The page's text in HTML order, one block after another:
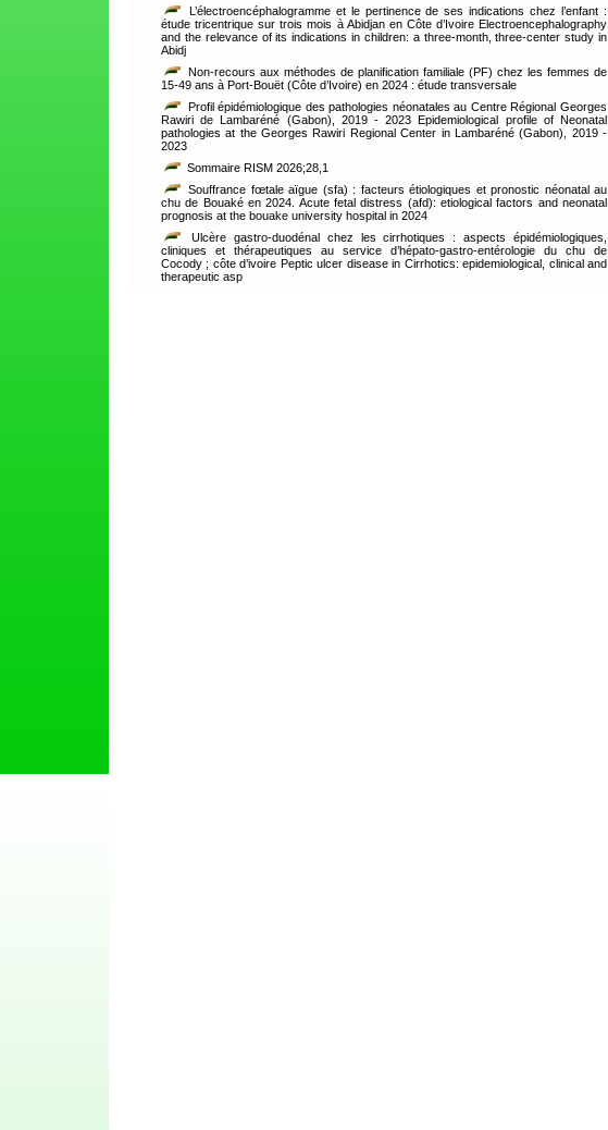
L’électroencéphalogramme et le pertinence de ses indications chez l’enfant :
étude tricentrique sur trois mois à Abidjan en Côte d’Ivoire Electroencephalography
and the relevance of its indications in children: a three-month, three-center study in
Abidj
Non-recours aux méthodes de planification familiale (PF) chez les femmes de
15-49 ans à Port-Bouët (Côte d’Ivoire) en 2024 : étude transversale
Profil épidémiologique des pathologies néonatales au Centre Régional Georges
Rawiri de Lambaréné (Gabon), 2019 - 2023 Epidemiological profile of Neonatal
pathologies at the Georges Rawiri Regional Center in Lambaréné (Gabon), 2019 -
2023
Sommaire RISM 2026;28,1
Souffrance fœtale aïgue (sfa) : facteurs étiologiques et pronostic néonatal au
chu de Bouaké en 2024. Acute fetal distress (afd): etiological factors and neonatal
prognosis at the bouake university hospital in 2024
Ulcère gastro-duodénal chez les cirrhotiques : aspects épidémiologiques,
cliniques et thérapeutiques au service d’hépato-gastro-entérologie du chu de
Cocody ; côte d’ivoire Peptic ulcer disease in Cirrhotics: epidemiological, clinical and
therapeutic asp